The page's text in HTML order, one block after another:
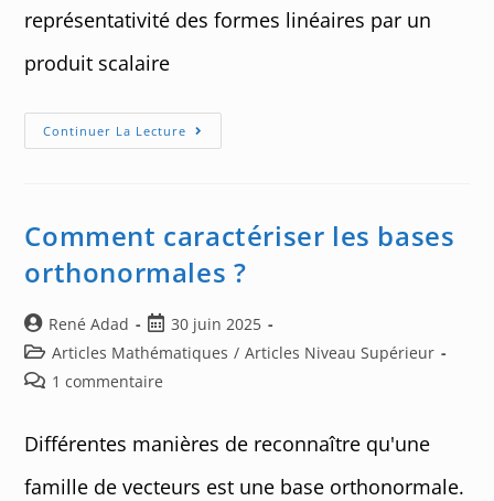
représentativité des formes linéaires par un
produit scalaire
Continuer La Lecture Un
Produit
Comment caractériser les bases
orthonormales ?
Auteur/autrice
de
la
publication :
René Adad
Post
published:
30 juin 2025
Post
category:
Articles Mathématiques / Articles Niveau Supérieur
Post1 commentaire
Différentes manières de reconnaître qu'une
famille de vecteurs est une base orthonormale.